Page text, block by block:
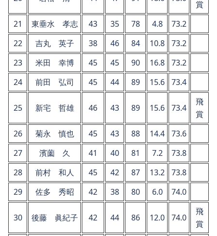
賞
21
東垂水 孝志 43 35 78 4.8
73.2
22
吉丸 英子 38 46 84 10.8
73.2
23
米田 幸博 45 45 90 16.8
73.2
24
前田 弘司 45 44 89 15.6 73.4
25 新宅 哲雄 46 43 89 15.6 73.4
飛
賞
26
菊永 慎也 45 43 88 14.4
73.6
27
濱薗 久 41 40 81 7.2
73.8
28
前村 和人 45 42 87 13.2
73.8
29
佐多 秀昭 42 38 80 6.0 74.0
30 後藤 眞紀子 42 44 86 12.0 74.0
飛
賞